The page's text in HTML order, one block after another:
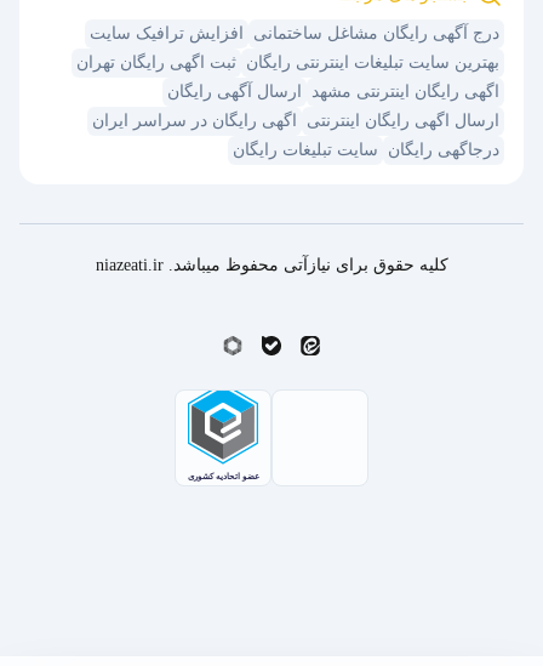
درج آگهی رایگان مشاغل ساختمانی
افزایش ترافیک سایت
بهترین سایت تبلیغات اینترنتی رایگان ثبت اگهی رایگان تهران
اگهی رایگان اینترنتی مشهد
ارسال آگهی رایگان
ارسال اگهی رایگان اینترنتی
اگهی رایگان در سراسر ایران
درجاگهی رایگان
سایت تبلیغات رایگان
کلیه حقوق برای نیازآتی محفوظ میباشد. niazeati.ir